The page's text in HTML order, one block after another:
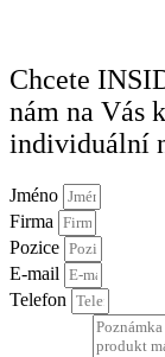
Chcete
nám na Vás
individuální
Jméno
Firma
Pozice
E-mail
Telefon